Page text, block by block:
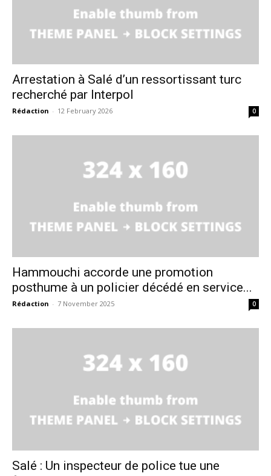
le1.ma
l'information
Arrestation à Salé d’un ressortissant turc
recherché par Interpol
Rédaction - 12 February 2026 0
Hammouchi accorde une promotion
posthume à un policier décédé en service...
Rédaction - 7 November 2025 0
Salé : Un inspecteur de police tue une